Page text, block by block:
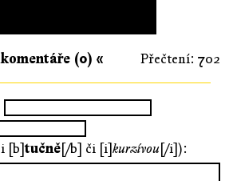
Přečtení: 702
(0) «
i [b]tučně[/b] či [i]kurzívou[/i]):